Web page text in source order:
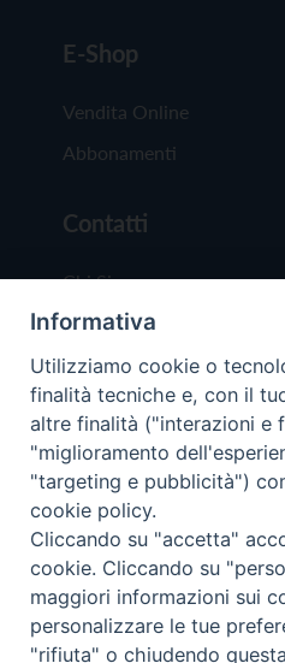
E-Shop
Vendita Online
Abbonamenti
Contatti
Chi Siamo
Redazione
Scrivici
Copyright © 2019 -
Trentina Editrice
Privacy Policy
Informativa
Utilizziamo cookie o
finalità tecniche e, con il
altre finalità ("interazioni e
"miglioramento
"targeting e pubblicità")
cookie policy.
Cliccando su "accetta"
cookie. Cliccando su
maggiori informazioni sui
personalizzare le tue
"rifiuta" o chiudendo